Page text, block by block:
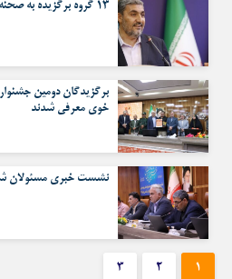
۱۳ گروه برگزیده به صحنه جشنواره ملی می‌روند
برگزیدگان دومین
خوی معرفی شدند
نشست خبری مسئولان
۱ ۲ ۳